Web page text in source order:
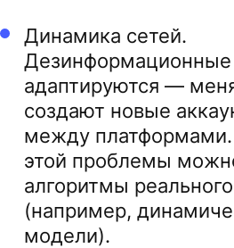
Динамика сетей.
Дезинформационные
адаптируются —
создают новые
между
этой проблемы
алгоритмы
(например,
модели).